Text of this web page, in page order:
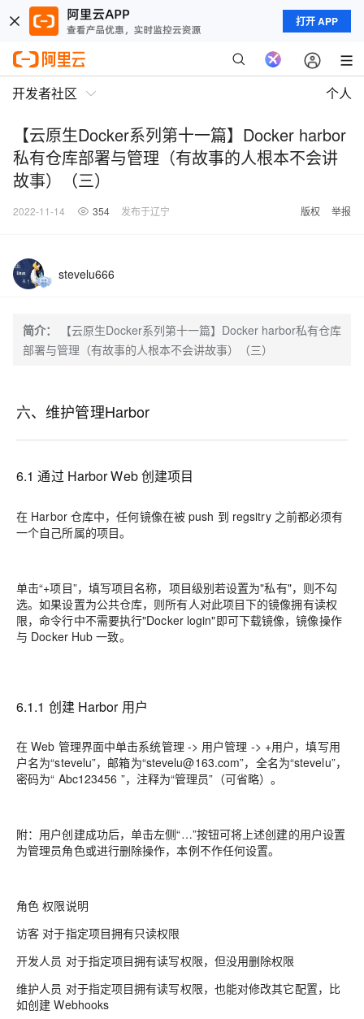
打开 APP
开发者社区 个人
【云原生Docker系列第十一篇】Docker harbor
私有仓库部署与管理（有故事的人根本不会讲
故事）（三）
2022-11-14 354 发布于辽宁 版权 举报
stevelu666
简介：
【云原生Docker系列第十一篇】Docker harbor私有仓库
部署与管理（有故事的人根本不会讲故事）（三）
六、维护管理Harbor
6.1 通过 Harbor Web 创建项目
在 Harbor 仓库中，任何镜像在被 push 到 regsitry 之前都必须有
一个自己所属的项目。
单击“+项目”，填写项目名称，项目级别若设置为"私有"，则不勾
选。如果设置为公共仓库，则所有人对此项目下的镜像拥有读权
限，命令行中不需要执行"Docker login"即可下载镜像，镜像操作
与 Docker Hub 一致。
6.1.1 创建 Harbor 用户
在 Web 管理界面中单击系统管理 -> 用户管理 -> +用户，填写用
户名为“stevelu”，邮箱为“stevelu@163.com”，全名为“stevelu”，
密码为“ Abc123456 ”，注释为“管理员”（可省略）。
附：用户创建成功后，单击左侧“…”按钮可将上述创建的用户设置
为管理员角色或进行删除操作，本例不作任何设置。
角色 权限说明
访客 对于指定项目拥有只读权限
开发人员 对于指定项目拥有读写权限，但没用删除权限
维护人员 对于指定项目拥有读写权限，也能对修改其它配置，比
如创建 Webhooks